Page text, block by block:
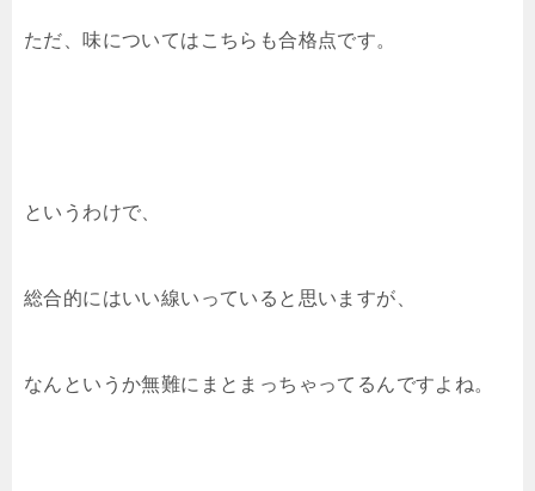
ただ、味についてはこちらも合格点です。
というわけで、
総合的にはいい線いっていると思いますが、
なんというか無難にまとまっちゃってるんですよね。